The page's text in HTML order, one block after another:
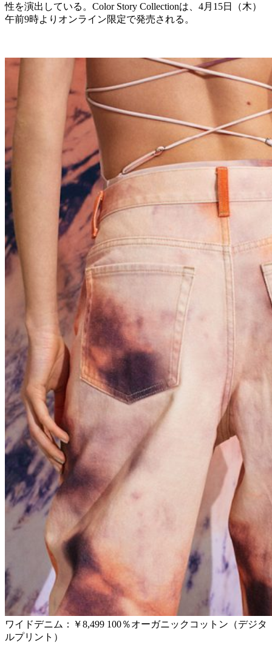
性を演出している。Color Story Collectionは、4月15日（木）
午前9時よりオンライン限定で発売される。
ワイドデニム：￥8,499 100％オーガニックコットン（デジタ
ルプリント）